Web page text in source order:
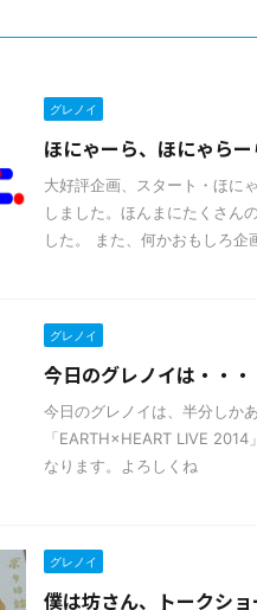
グレノイ
ほにゃーら、ほにゃら
大好評企画、スタート・ほに
しました。ほんまにたくさん
した。 また、何かおもしろ
グレノイ
今日のグレノイは・・・
今日のグレノイは、半分しか
「EARTH×HEART LIVE
なります。よろしくね
グレノイ
僕は坊さん、トークショ